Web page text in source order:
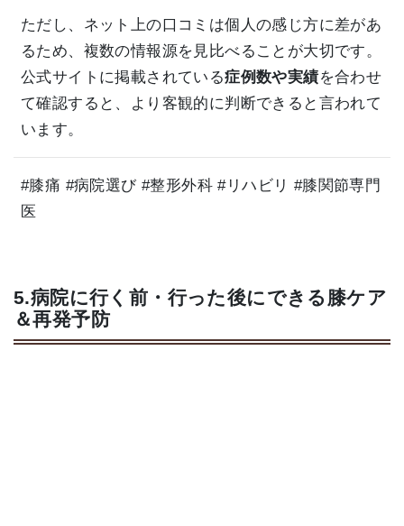
ただし、ネット上の口コミは個人の感じ方に差があ
るため、複数の情報源を見比べることが大切です。
公式サイトに掲載されている症例数や実績を合わせ
て確認すると、より客観的に判断できると言われて
います。
#膝痛 #病院選び #整形外科 #リハビリ #膝関節専門
医
5.病院に行く前・行った後にできる膝ケア
＆再発予防